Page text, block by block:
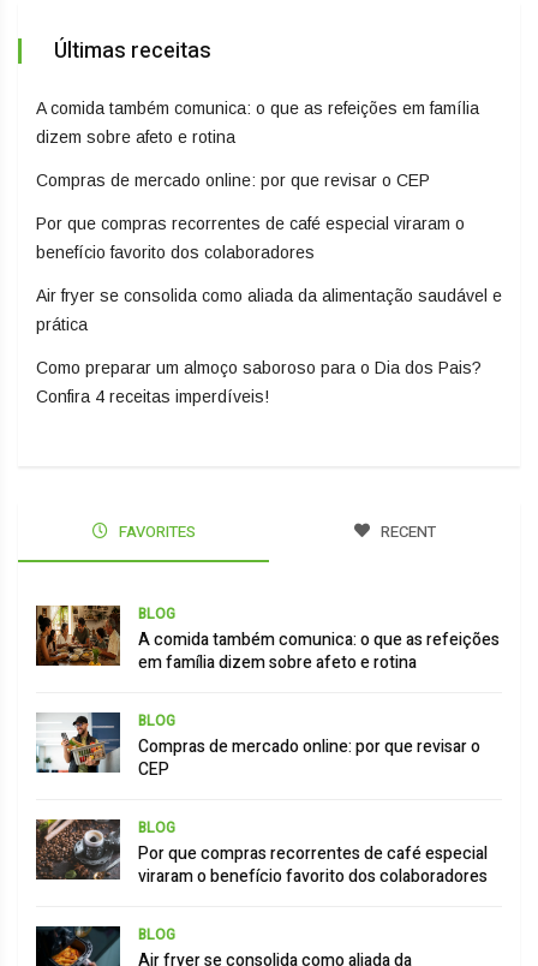
Últimas receitas
A comida também comunica: o que as refeições em família
dizem sobre afeto e rotina
Compras de mercado online: por que revisar o CEP
Por que compras recorrentes de café especial viraram o
benefício favorito dos colaboradores
Air fryer se consolida como aliada da alimentação saudável e
prática
Como preparar um almoço saboroso para o Dia dos Pais?
Confira 4 receitas imperdíveis!
FAVORITES RECENT
BLOG
A comida também comunica: o que as refeições
em família dizem sobre afeto e rotina
BLOG
Compras de mercado online: por que revisar o
CEP
BLOG
Por que compras recorrentes de café especial
viraram o benefício favorito dos colaboradores
BLOG
Air fryer se consolida como aliada da